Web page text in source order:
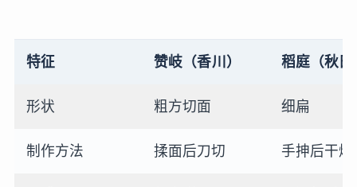
特征 赞岐（香川） 稻庭（秋田
形状 粗方切面 细扁
制作方法 揉面后刀切 手抻后干燥